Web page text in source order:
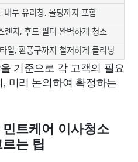
내부 유리창, 몰딩까지 포함
렌지, 후드 필터 완벽하게 청소
일, 환풍구까지 철저하게 클리닝
기준으로 각 고객의 필요
미리 논의하여 확정하는
트케어 이사청소
는 팁